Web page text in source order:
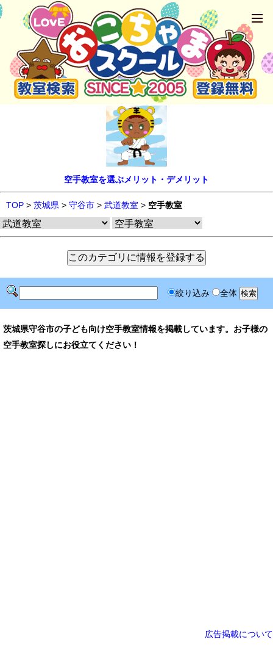
空手教室を選ぶメリット・デメリット
TOP > 茨城県 > 守谷市 > 武道教室 > 空手教室
絞り込み 全体
茨城県守谷市の子ども向け空手教室情報を掲載しています。お子様の
空手教室探しにお役立てください！
広告掲載について